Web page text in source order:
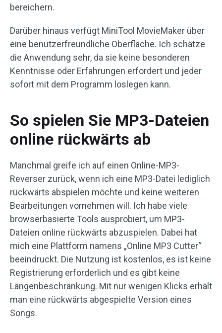
bereichern.
Darüber hinaus verfügt MiniTool MovieMaker über
eine benutzerfreundliche Oberfläche. Ich schätze
die Anwendung sehr, da sie keine besonderen
Kenntnisse oder Erfahrungen erfordert und jeder
sofort mit dem Programm loslegen kann.
So spielen Sie MP3-Dateien
online rückwärts ab
Manchmal greife ich auf einen Online-MP3-
Reverser zurück, wenn ich eine MP3-Datei lediglich
rückwärts abspielen möchte und keine weiteren
Bearbeitungen vornehmen will. Ich habe viele
browserbasierte Tools ausprobiert, um MP3-
Dateien online rückwärts abzuspielen. Dabei hat
mich eine Plattform namens „Online MP3 Cutter“
beeindruckt. Die Nutzung ist kostenlos, es ist keine
Registrierung erforderlich und es gibt keine
Längenbeschränkung. Mit nur wenigen Klicks erhält
man eine rückwärts abgespielte Version eines
Songs.